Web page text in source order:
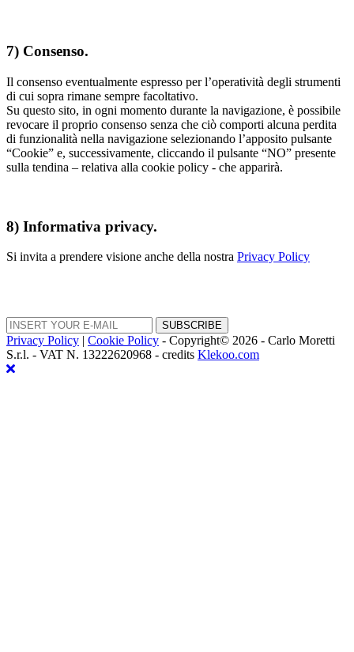
7) Consenso.
Il consenso eventualmente espresso per l’operatività degli strumenti
di cui sopra rimane sempre facoltativo.
Su questo sito, in ogni momento durante la navigazione, è possibile
revocare il proprio consenso senza che ciò comporti alcuna perdita
di funzionalità nella navigazione selezionando l’apposito pulsante
“Cookie” e, successivamente, cliccando il pulsante “NO” presente
sulla tendina – relativa alla cookie policy - che apparirà.
8) Informativa privacy.
Si invita a prendere visione anche della nostra Privacy Policy
Email
address
Privacy Policy | Cookie Policy - Copyright© 2026 - Carlo Moretti
S.r.l. - VAT N. 13222620968 - credits Klekoo.com